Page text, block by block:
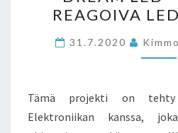
–
REAGOIVA
31.7.2020 Kimmo
Tämä projekti on tehty
Elektroniikan kanssa,